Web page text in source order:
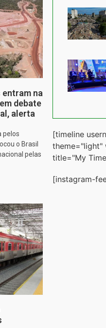
na
debate
alerta
pelos
o Brasil
pelas
[timeline
theme="light"
title="My
[instagram-